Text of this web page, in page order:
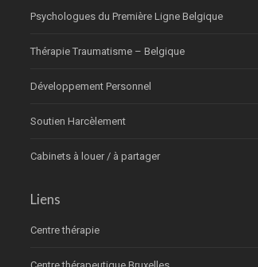
Psychologues du Première Ligne Belgique
Thérapie Traumatisme – Belgique
Développement Personnel
Soutien Harcèlement
Cabinets à louer / à partager
Liens
Centre thérapie